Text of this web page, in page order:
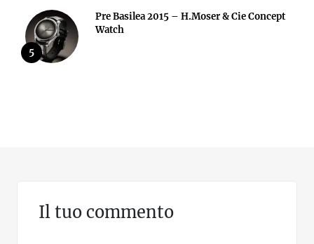
5
Pre Basilea 2015 – H.Moser & Cie Concept
Watch
Il tuo commento